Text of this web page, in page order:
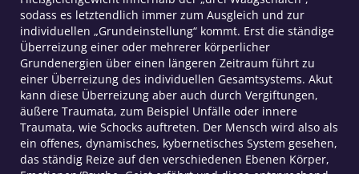
sodass es letztendlich immer zum Ausgleich und zur
individuellen „Grundeinstellung“ kommt. Erst die ständige
Überreizung einer oder mehrerer körperlicher
Grundenergien über einen längeren Zeitraum führt zu
einer Überreizung des individuellen Gesamtsystems. Akut
kann diese Überreizung aber auch durch Vergiftungen,
äußere Traumata, zum Beispiel Unfälle oder innere
Traumata, wie Schocks auftreten. Der Mensch wird also als
ein offenes, dynamisches, kybernetisches System gesehen,
das ständig Reize auf den verschiedenen Ebenen Körper,